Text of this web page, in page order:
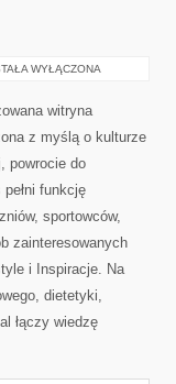
WYŁĄCZONA
witryna
z myślą o kulturze
powrocie do
funkcję
sportowców,
zainteresowanych
i Inspiracje. Na
dietetyki,
łączy wiedzę